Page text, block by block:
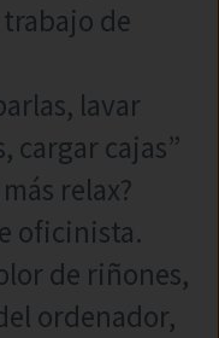
de
lavar
cargar cajas”
relax?
oficinista.
de riñones,
ordenador,